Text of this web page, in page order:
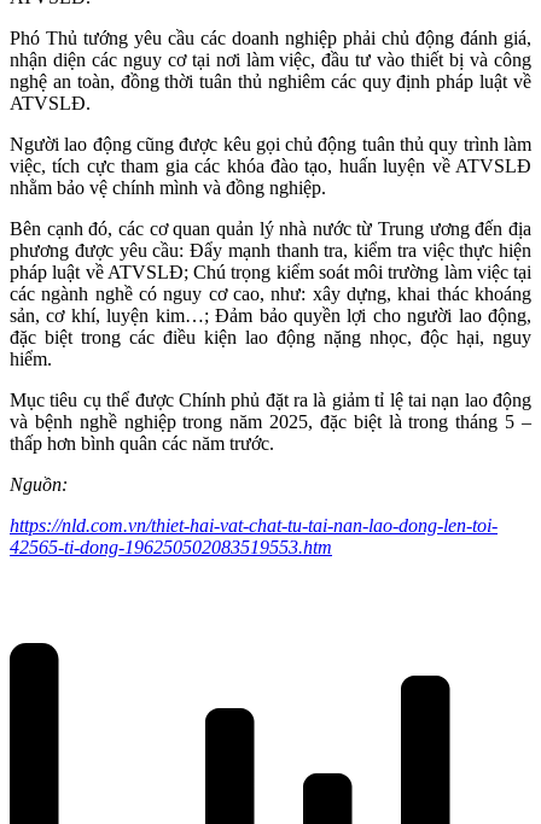
Phó Thủ tướng yêu cầu các doanh nghiệp phải chủ động đánh giá,
nhận diện các nguy cơ tại nơi làm việc, đầu tư vào thiết bị và công
nghệ an toàn, đồng thời tuân thủ nghiêm các quy định pháp luật về
ATVSLĐ.
Người lao động cũng được kêu gọi chủ động tuân thủ quy trình làm
việc, tích cực tham gia các khóa đào tạo, huấn luyện về ATVSLĐ
nhằm bảo vệ chính mình và đồng nghiệp.
Bên cạnh đó, các cơ quan quản lý nhà nước từ Trung ương đến địa
phương được yêu cầu: Đẩy mạnh thanh tra, kiểm tra việc thực hiện
pháp luật về ATVSLĐ; Chú trọng kiểm soát môi trường làm việc tại
các ngành nghề có nguy cơ cao, như: xây dựng, khai thác khoáng
sản, cơ khí, luyện kim…; Đảm bảo quyền lợi cho người lao động,
đặc biệt trong các điều kiện lao động nặng nhọc, độc hại, nguy
hiểm.
Mục tiêu cụ thể được Chính phủ đặt ra là giảm tỉ lệ tai nạn lao động
và bệnh nghề nghiệp trong năm 2025, đặc biệt là trong tháng 5 –
thấp hơn bình quân các năm trước.
Nguồn:
https://nld.com.vn/thiet-hai-vat-chat-tu-tai-nan-lao-dong-len-toi-
42565-ti-dong-196250502083519553.htm